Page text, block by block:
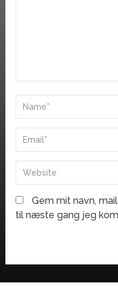
Gem mit navn,
til næste gang jeg